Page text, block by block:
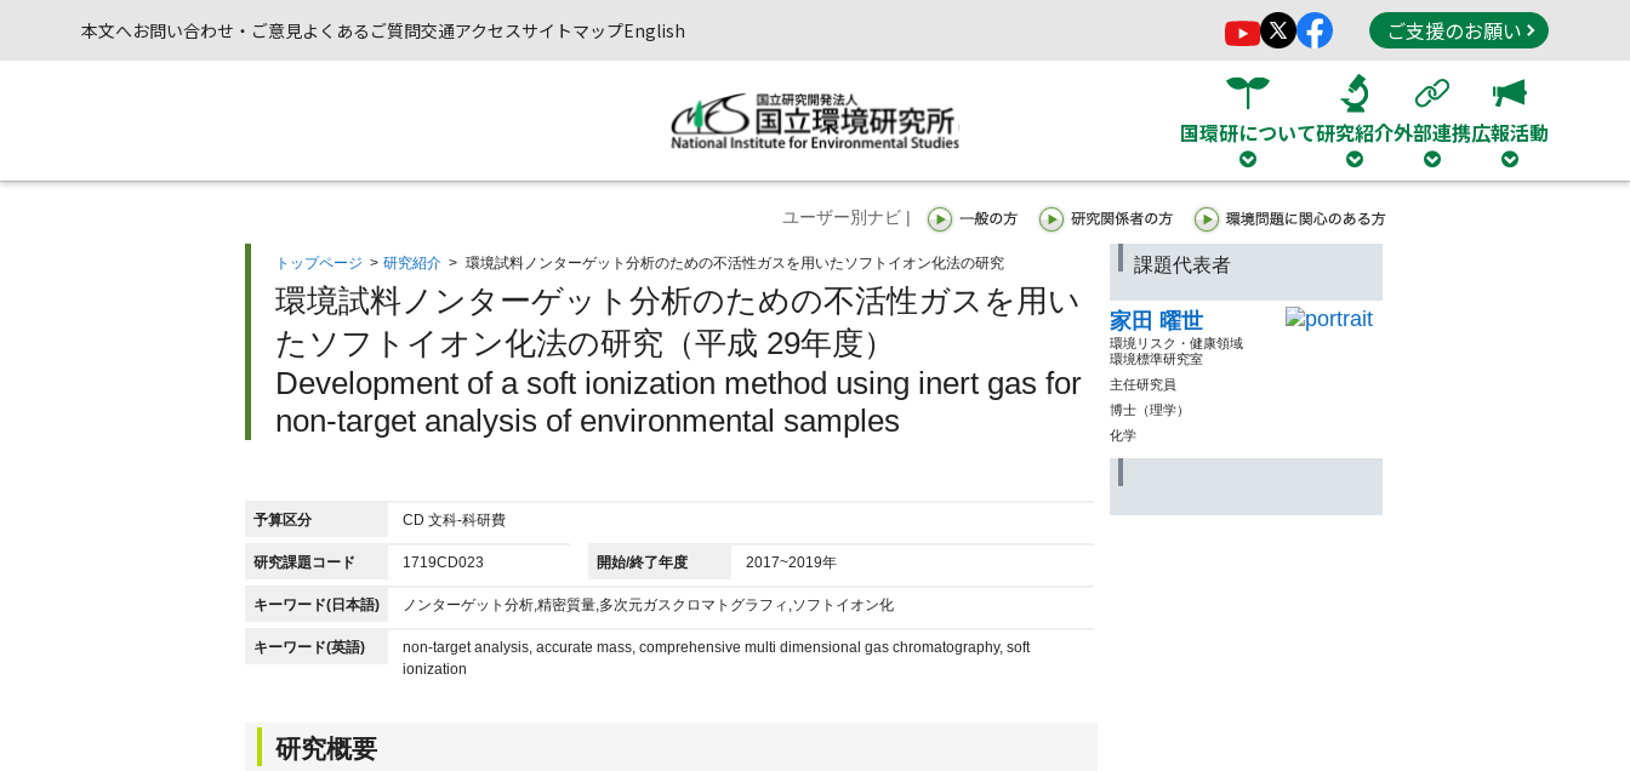
本文へお問い合わせ・ご意見よくあるご質問交通アクセスサイトマップEnglish ご支援のお願い
国環研について研究紹介外部連携広報活動
ユーザー別ナビ |
トップページ > 研究紹介 > 環境試料ノンターゲット分析のための不活性ガスを用いたソフトイオン化法の研究
環境試料ノンターゲット分析のための不活性ガスを用い
たソフトイオン化法の研究（平成 29年度）
Development of a soft ionization method using inert gas for
non-target analysis of environmental samples
予算区分 CD 文科-科研費
研究課題コード 1719CD023 開始/終了年度 2017~2019年
キーワード(日本語) ノンターゲット分析,精密質量,多次元ガスクロマトグラフィ,ソフトイオン化
キーワード(英語)
non-target analysis, accurate mass, comprehensive multi dimensional gas chromatography, soft
ionization
研究概要
課題代表者
家田 曜世
環境リスク・健康領域
環境標準研究室
主任研究員
博士（理学）
化学